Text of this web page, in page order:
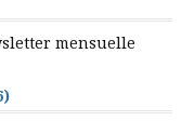
mensuelle